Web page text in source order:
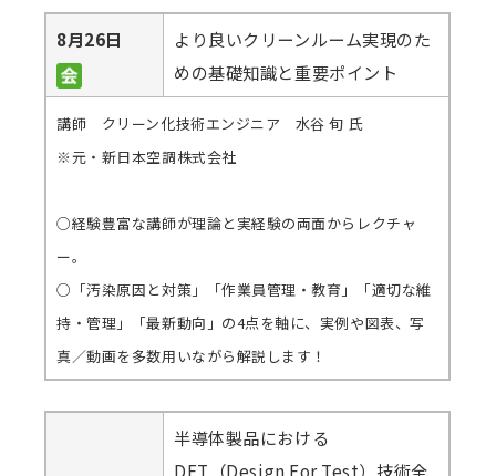
8月26日
より良いクリーンルーム実現のた
めの基礎知識と重要ポイント
講師 クリーン化技術エンジニア 水谷 旬 氏
※元・新日本空調株式会社
○経験豊富な講師が理論と実経験の両面からレクチャ
ー。
○「汚染原因と対策」「作業員管理・教育」「適切な維
持・管理」「最新動向」の4点を軸に、実例や図表、写
真／動画を多数用いながら解説します！
半導体製品における
DFT（Design For Test）技術全